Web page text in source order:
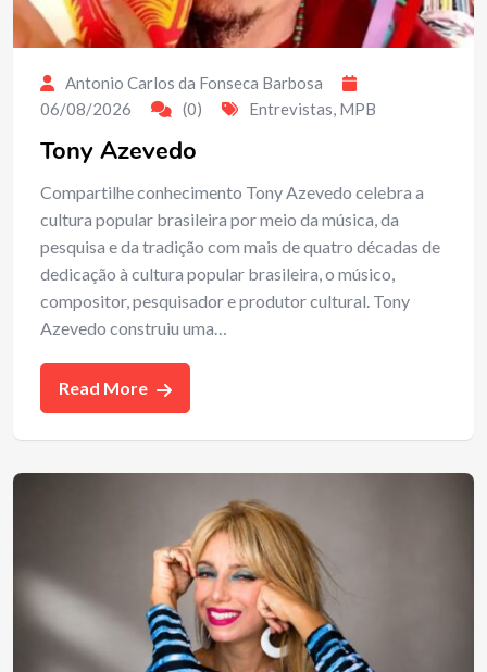
Antonio Carlos da Fonseca Barbosa
06/08/2026
(0) Entrevistas, MPB
Tony Azevedo
Compartilhe conhecimento Tony Azevedo celebra a
cultura popular brasileira por meio da música, da
pesquisa e da tradição com mais de quatro décadas de
dedicação à cultura popular brasileira, o músico,
compositor, pesquisador e produtor cultural. Tony
Azevedo construiu uma…
Read More